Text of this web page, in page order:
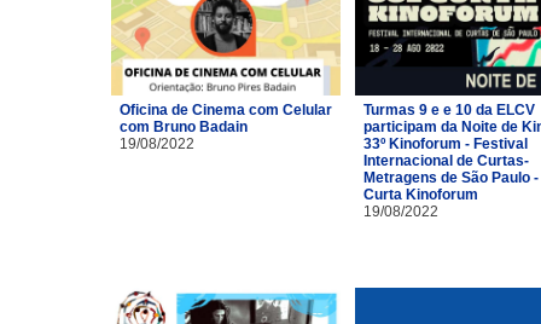
Oficina de Cinema com Celular
com Bruno Badain
19/08/2022
Turmas 9 e e 10 da ELCV
participam da Noite de
33º Kinoforum - Festival
Internacional de Curtas-
Metragens de São Paulo -
Curta Kinoforum
19/08/2022